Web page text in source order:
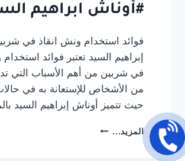
بلطيم:
الأمان
#أوناش ابراهيم
فوائد استخدام ونش انقاذ في
إبراهيم السيد تعتبر فوائد
في شربين من أهم الأسباب التي
من الأشخاص للإستعانة به في
حيث تتميز أوناش إبراهيم السيد
المزيد... ونش